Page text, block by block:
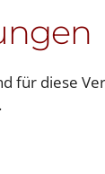
für diese